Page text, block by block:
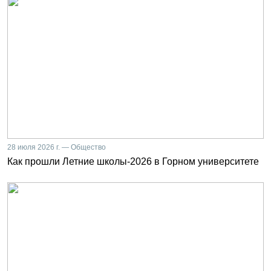
28 июля 2026 г. — Общество
Как прошли Летние школы-2026 в Горном университете